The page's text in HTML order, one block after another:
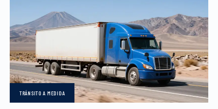
TRÁNSITOA MEDIDA